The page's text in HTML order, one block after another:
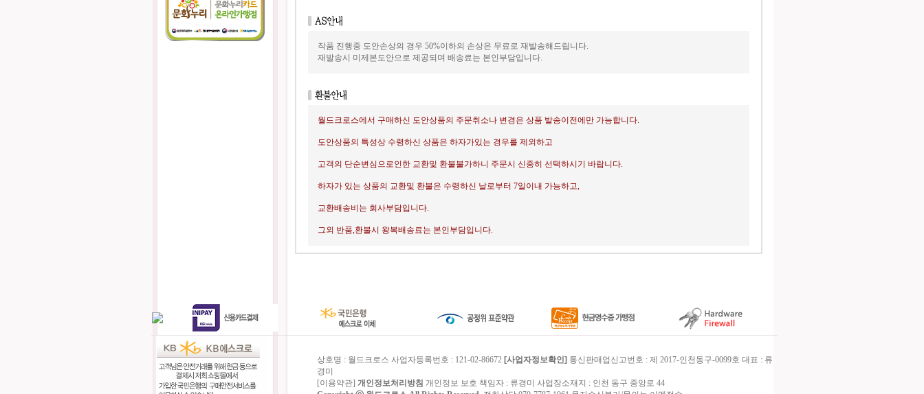
작품 진행중 도안손상의 경우 50%이하의 손상은 무료로 재발송해드립니다.
재발송시 미제본도안으로 제공되며 배송료는 본인부담입니다.
월드크로스에서 구매하신 도안상품의 주문취소나 변경은 상품 발송이전에만 가능합니다.
도안상품의 특성상 수령하신 상품은 하자가있는 경우를 제외하고
고객의 단순변심으로인한 교환및 환불불가하니 주문시 신중히 선택하시기 바랍니다.
하자가 있는 상품의 교환및 환불은 수령하신 날로부터 7일이내 가능하고,
교환배송비는 회사부담입니다.
그외 반품,환불시 왕복배송료는 본인부담입니다.
상호명 : 월드크로스 사업자등록번호 : 121-02-86672 [사업자정보확인] 통신판매업신고번호 : 제 2017-인천동구-0099호 대표 : 류
경미
[이용약관] 개인정보처리방침 개인정보 보호 책임자 : 류경미
사업장소재지 : 인천 동구 중앙로 44